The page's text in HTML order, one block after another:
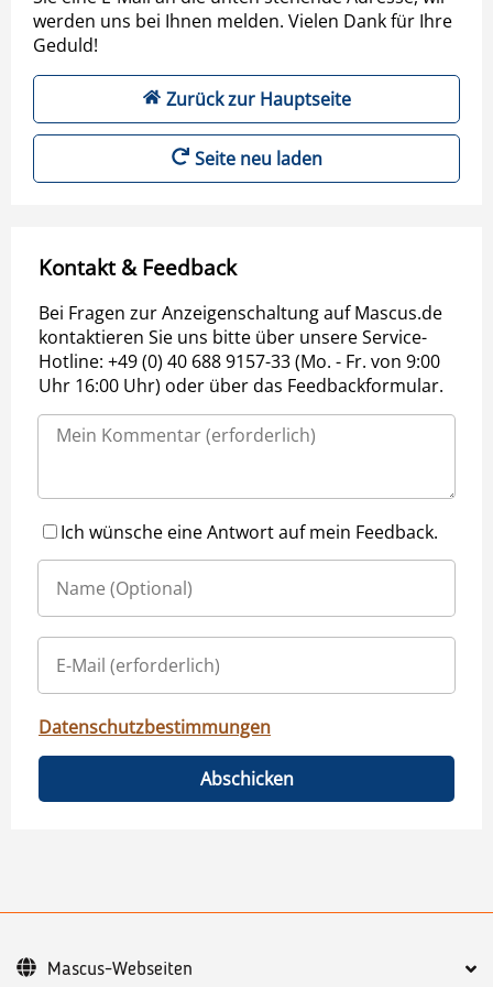
werden uns bei Ihnen melden. Vielen Dank für Ihre
Geduld!
Zurück zur Hauptseite
Seite neu laden
Kontakt & Feedback
Bei Fragen zur Anzeigenschaltung auf Mascus.de
kontaktieren Sie uns bitte über unsere Service-
Hotline: +49 (0) 40 688 9157-33 (Mo. - Fr. von 9:00
Uhr 16:00 Uhr) oder über das Feedbackformular.
Ich wünsche eine Antwort auf mein Feedback.
Datenschutzbestimmungen
Abschicken
Mascus-Webseiten